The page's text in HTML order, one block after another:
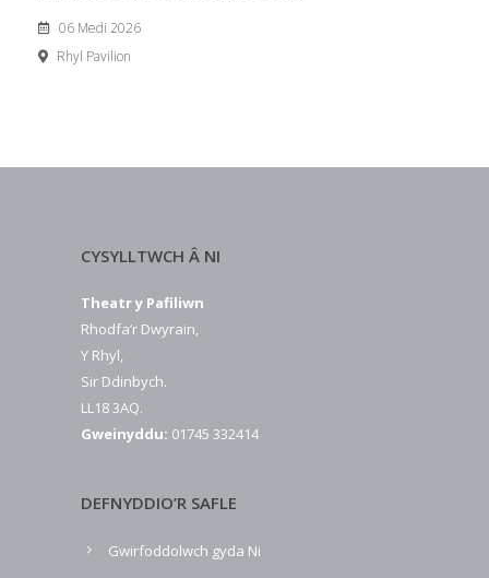
06 Medi 2026
Rhyl Pavilion
CYSYLLTWCH Â NI
Theatr y Pafiliwn
Rhodfa’r Dwyrain,
Y Rhyl,
Sir Ddinbych.
LL18 3AQ.
Gweinyddu: 01745 332414
DEFNYDDIO’R SAFLE
Gwirfoddolwch gyda Ni